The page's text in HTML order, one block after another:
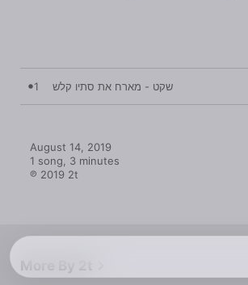
1 שקט - מארח את סתיו קלש
August 14, 2019
1 song, 3 minutes
℗ 2019 2t
More By 2t